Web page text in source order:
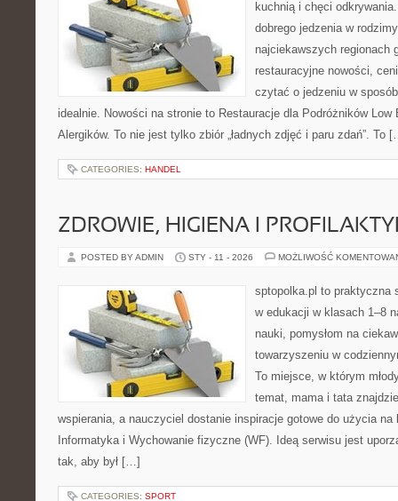
kuchnią i chęci
dobrego jedzenia w
najciekawszych regionach
restauracyjne nowości,
czytać o jedzeniu w
idealnie. Nowości na stronie to Restauracje dla Podróżników Low
Alergików. To nie jest tylko zbiór „ładnych zdjęć i paru zdań”. To
CATEGORIES: HANDEL
ZDROWIE, HIGIENA I
POSTED BY ADMIN STY - 11 - 2026 MOŻLIWOŚĆ
sptopolka.pl to praktyczna
w edukacji w klasach 1–8
nauki, pomysłom na
towarzyszeniu w
To miejsce, w którym
temat, mama i tata
wspierania, a nauczyciel dostanie inspiracje gotowe do użycia
Informatyka i Wychowanie fizyczne (WF). Ideą serwisu jest
tak, aby był […]
CATEGORIES: SPORT